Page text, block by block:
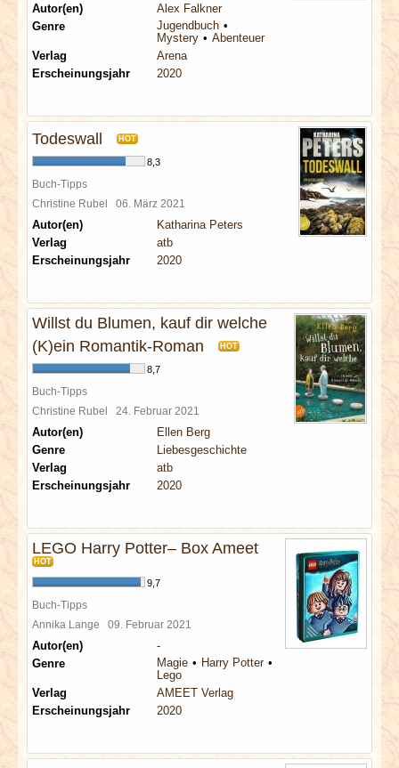
Autor(en)
Alex Falkner
Genre
Jugendbuch
Mystery
Abenteuer
Verlag
Arena
Erscheinungsjahr
2020
Todeswall HOT
8,3
Buch-Tipps
Christine Rubel 06. März 2021
Autor(en)
Katharina Peters
Verlag
atb
Erscheinungsjahr
2020
Willst du Blumen, kauf dir welche
(K)ein Romantik-Roman
HOT
8,7
Buch-Tipps
Christine Rubel 24. Februar 2021
Autor(en)
Ellen Berg
Genre
Liebesgeschichte
Verlag
atb
Erscheinungsjahr
2020
LEGO Harry Potter– Box Ameet
HOT
9,7
Buch-Tipps
Annika Lange 09. Februar 2021
Autor(en)
-
Genre
Magie
Harry Potter
Lego
Verlag
AMEET Verlag
Erscheinungsjahr
2020